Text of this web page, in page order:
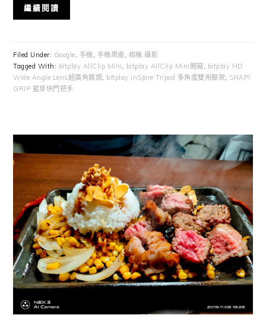
繼續閱讀
Filed Under: Google 手機 手機周邊
相機.攝影
Tagged With: bitplay AllClip Mini bitplay AllClip Mini開箱
bitplay HD
Wide Angle Lens超廣角鏡頭 bitplay inSpire Tripod 多角度雙用腳架
SNAP!
GRIP 藍芽快門把手